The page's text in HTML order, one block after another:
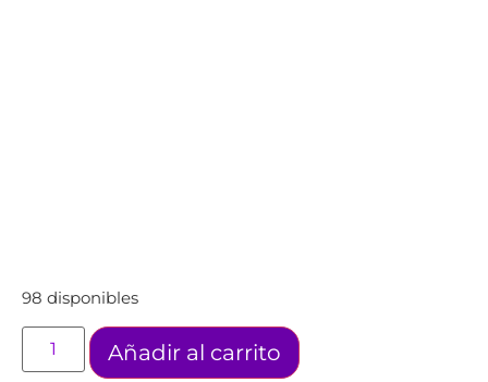
98 disponibles
Añadir al carrito